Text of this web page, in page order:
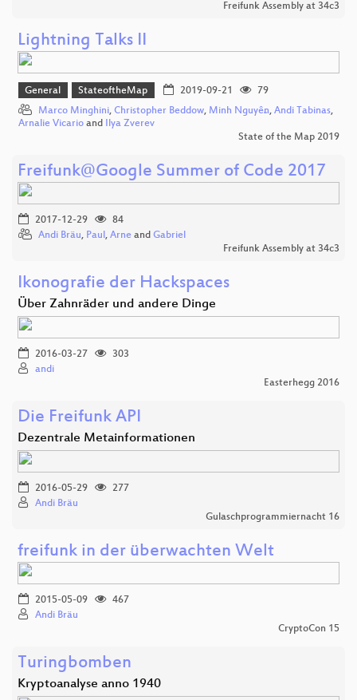
Freifunk Assembly at 34c3
Lightning Talks II
General StateoftheMap 2019-09-21
79
Marco Minghini, Christopher Beddow, Minh Nguyễn, Andi Tabinas,
Arnalie Vicario and Ilya Zverev
State of the Map 2019
Freifunk@Google Summer of Code 2017
2017-12-29
84
Andi Bräu, Paul, Arne and Gabriel
Freifunk Assembly at 34c3
Ikonografie der Hackspaces
Über Zahnräder und andere Dinge
2016-03-27
303
andi
Easterhegg 2016
Die Freifunk API
Dezentrale Metainformationen
2016-05-29
277
Andi Bräu
Gulaschprogrammiernacht 16
freifunk in der überwachten Welt
2015-05-09
467
Andi Bräu
CryptoCon 15
Turingbomben
Kryptoanalyse anno 1940